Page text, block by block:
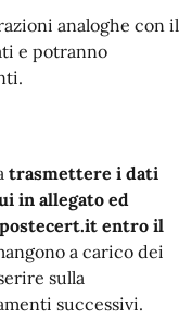
analoghe con il
e potranno
trasmettere i dati
in allegato ed
entro il
a carico dei
sulla
successivi.